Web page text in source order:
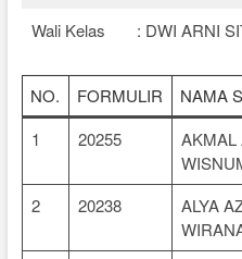
Wali Kelas
: DWI ARNI
NO. FORMULIR NAMA
1
20255
AKMAL
2 20238
ALYA